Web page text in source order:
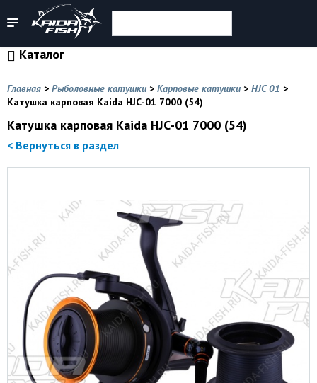
Каталог
Главная > Рыболовные катушки > Карповые катушки > HJC 01 >
Катушка карповая Kaida HJC-01 7000 (54)
Катушка карповая Kaida HJC-01 7000 (54)
< Вернуться в раздел